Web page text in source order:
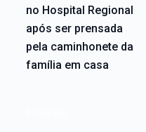
no Hospital Regional
após ser prensada
pela caminhonete da
família em casa